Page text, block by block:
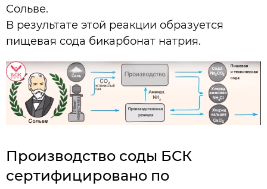
Сольве.
В результате этой реакции образуется
пищевая сода бикарбонат натрия.
Производство соды БСК
сертифицировано по